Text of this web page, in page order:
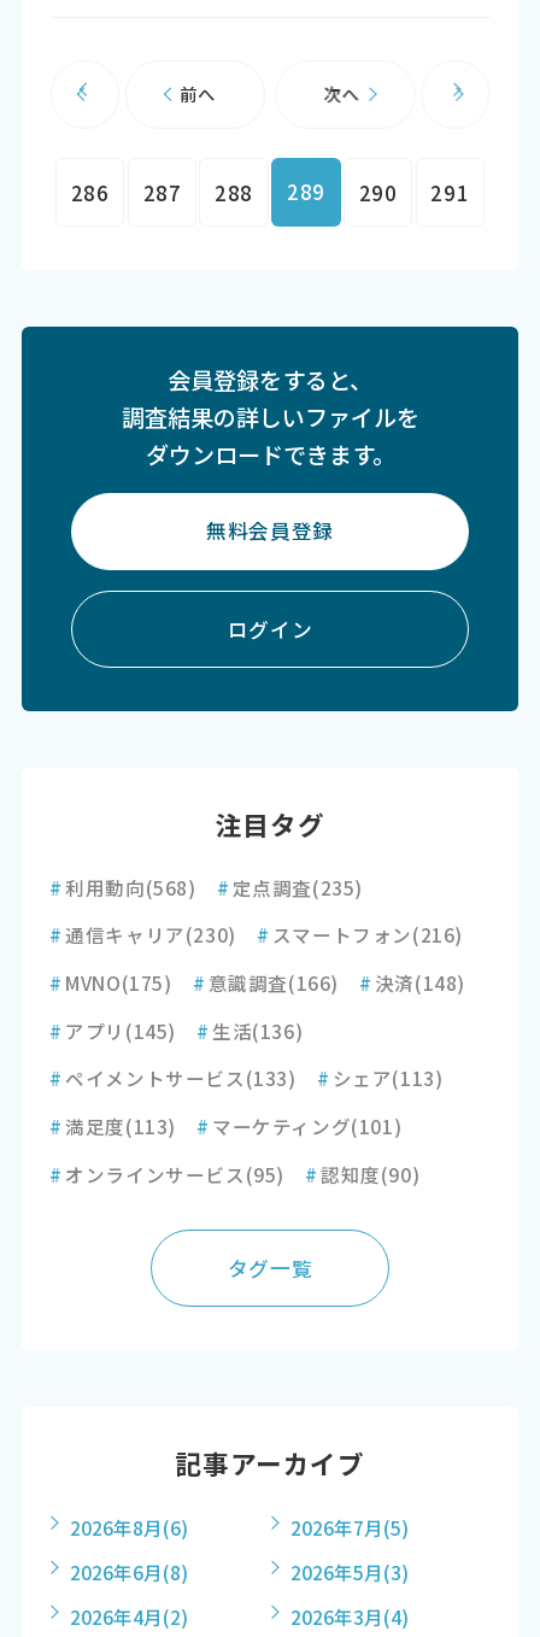
前へ
286 287 288 289 290 291
次へ
会員登録をすると、
調査結果の詳しいファイルを
ダウンロードできます。
無料会員登録
ログイン
注目タグ
#利用動向(568) # 定点調査(235)
#通信キャリア(230) # スマートフォン(216)
# MVNO(175) # 意識調査(166) # 決済(148)
# アプリ (145) # 生活(136)
# ペイメントサービス(133) # シェア(113)
#満足度(113) # マーケティング(101)
# オンラインサービス(95) #認知度(90)
タグ一覧
記事アーカイブ
2026年8月(6) 2026年7月(5)
2026年6月(8) 2026年5月(3)
2026年4月(2) 2026年3月(4)